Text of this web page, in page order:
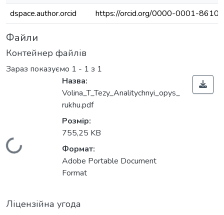
dspace.author.orcid
https://orcid.org/0000-0001-
Файли
Контейнер файлів
Зараз показуємо 1 - 1 з 1
Вантажиться...
Назва:
Volina_T_Tezy_Analitychnyi_opys_
rukhu.pdf
Розмір:
755,25 KB
Формат:
Adobe Portable Document
Format
Ліцензійна угода